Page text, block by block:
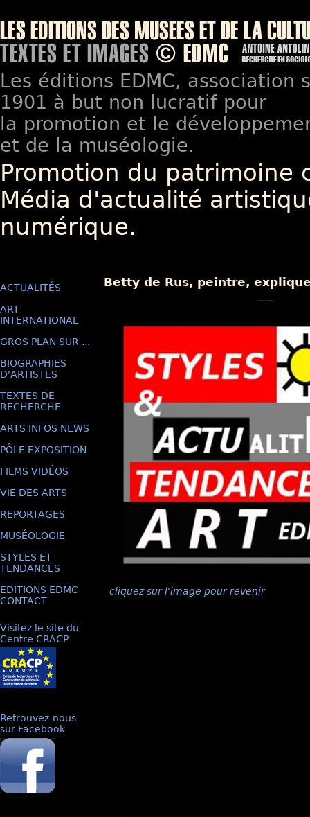
Les éditions EDMC, association
1901 à but non lucratif pour
la promotion et le
et de la muséologie.
Promotion du patrimoine
Média d'actualité
numérique.
ACTUALITÉS
ART
INTERNATIONAL
GROS PLAN SUR ...
BIOGRAPHIES
D'ARTISTES
TEXTES DE
RECHERCHE
ARTS INFOS NEWS
PÔLE EXPOSITION
FILMS VIDÉOS
VIE DES ARTS
REPORTAGES
MUSÉOLOGIE
STYLES ET
TENDANCES
EDITIONS EDMC
CONTACT
Visitez le site du
Centre CRACP
Retrouvez-nous
sur Facebook
Betty de Rus, peintre,
cliquez sur l'image pour revenir